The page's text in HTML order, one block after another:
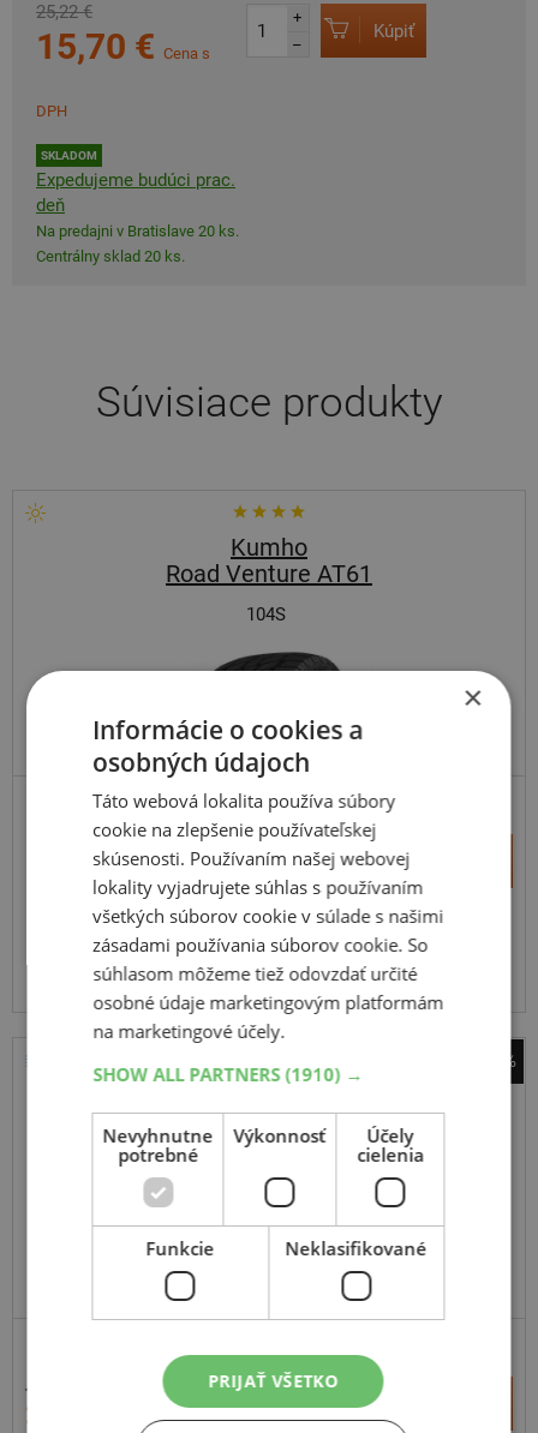
25,22 €
15,70 € Cena s
DPH
SKLADOM
Expedujeme budúci prac.
deň
Na predajni v Bratislave 20 ks.
Centrálny sklad 20 ks.
+
–
Kúpiť
Súvisiace produkty
Kumho
Road Venture AT61
104S
SUV-UNIVERZÁLNE ZOSÍLENÁ
169,70 €
SKLADOM
Na predajni v Bratislave do 3-8 prac. dní.
Centrálny sklad ČR 12 ks.
-38%
Duravis Van Winter
C,Enliten
456,95 €
284,90 €
–
×
Informácie o cookies a
osobných údajoch
Táto webová lokalita používa súbory
cookie na zlepšenie používateľskej
skúsenosti. Používaním našej webovej
lokality vyjadrujete súhlas s používaním
všetkých súborov cookie v súlade s našimi
zásadami používania súborov cookie. So
súhlasom môžeme tiež odovzdať určité
osobné údaje marketingovým platformám
na marketingové účely.
SHOW ALL PARTNERS(1910) →
Nevyhnutne
potrebné
Výkonnosť
Účely
cielenia
Funkcie Neklasifikované
PRIJAŤ VŠETKO